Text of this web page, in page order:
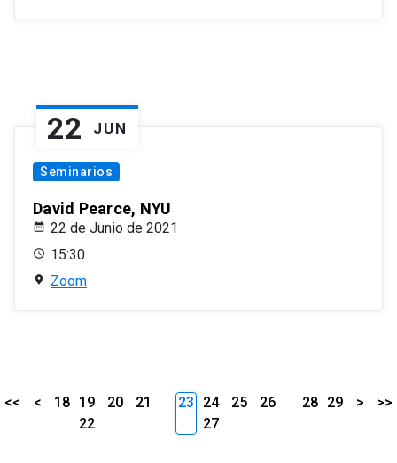
22 JUN
Seminarios
David Pearce, NYU
22 de Junio de 2021
15:30
Zoom
<< < 18 19 20
21
22
23 24 25
26
27
28 29 > >>